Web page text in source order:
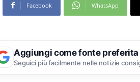
Facebook WhatsApp
Aggiungi come fonte preferita
Seguici più facilmente nelle notizie